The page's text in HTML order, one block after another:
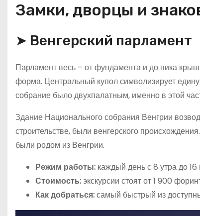
Замки, дворцы и
➤ Венгерский парламент
Парламент весь – от фундамента и до пика
форма. Центральный купол символизирует
собрание было двухпалатным, именно в этой
Здание Национального собрания Венгрии
строительстве, были венгерского
были родом из Венгрии.
Режим работы: каждый день с 8 утра до 16
Стоимость:экскурсии стоят от 1 900
Как добраться:самый быстрый из